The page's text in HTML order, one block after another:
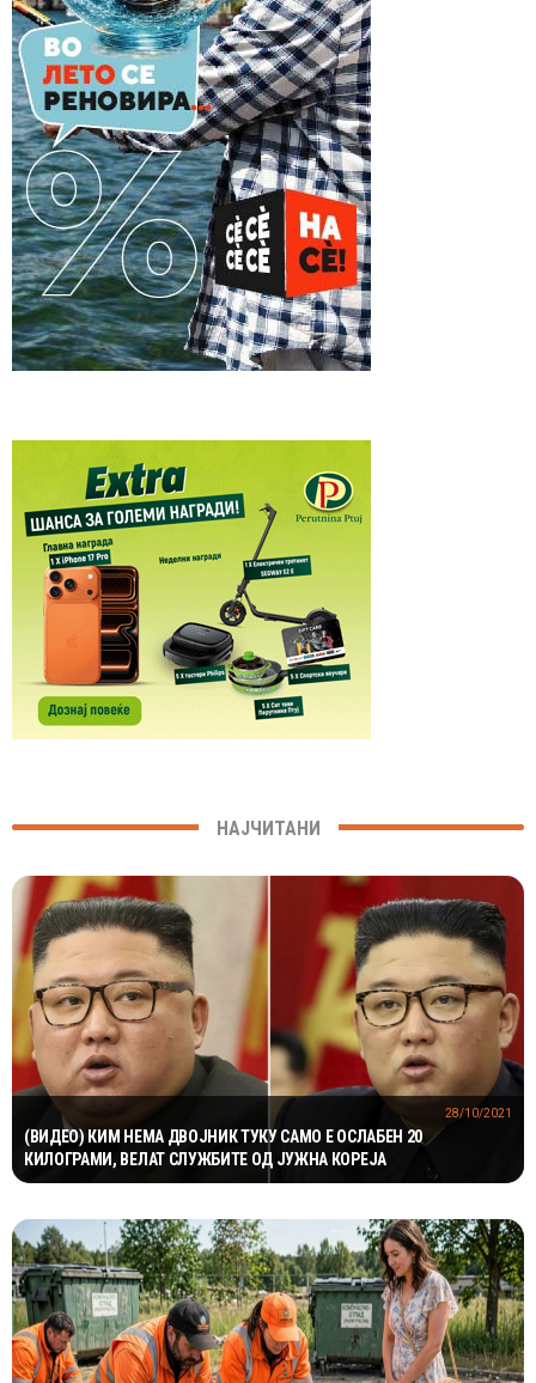
НАЈЧИТАНИ
(ВИДЕО) КИМ НЕМА ДВОЈНИК ТУКУ САМО Е ОСЛАБЕН 20
КИЛОГРАМИ, ВЕЛАТ СЛУЖБИТЕ ОД ЈУЖНА КОРЕЈА
28/10/2021